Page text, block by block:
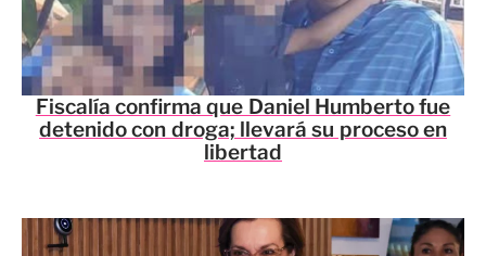
Fiscalía confirma que Daniel Humberto fue
detenido con droga; llevará su proceso en
libertad